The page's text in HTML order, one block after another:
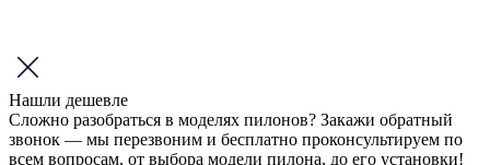
Нашли дешевле
Сложно разобраться в моделях пилонов? Закажи обратный
звонок — мы перезвоним и бесплатно проконсультируем по
всем вопросам, от выбора модели пилона, до его установки!